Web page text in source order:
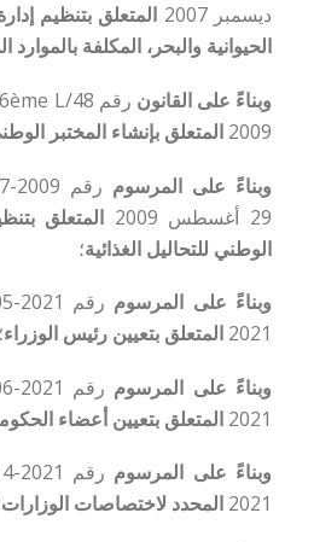
ديسمبر 2007
المتعلق بتنظيم
الحيوانية والبحر، المكلفة بالموارد
وبناءً على القانون
2009 المتعلق بإنشاء المختبر
وبناءً على المرسوم
29 أغسطس 2009
المتعلق
الوطني للتحاليل الغذائية؛
وبناءً على المرسوم
2021 المتعلق بتعيين رئيس الوزراء؛
وبناءً على المرسوم
2021 المتعلق بتعيين أعضاء
وبناءً على المرسوم
2021 المحدد لاختصاصات الوزارات